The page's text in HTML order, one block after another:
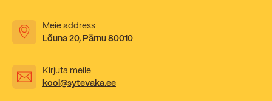
Meie address
Lõuna 20, Pärnu 80010
Kirjuta meile
kool@sytevaka.ee